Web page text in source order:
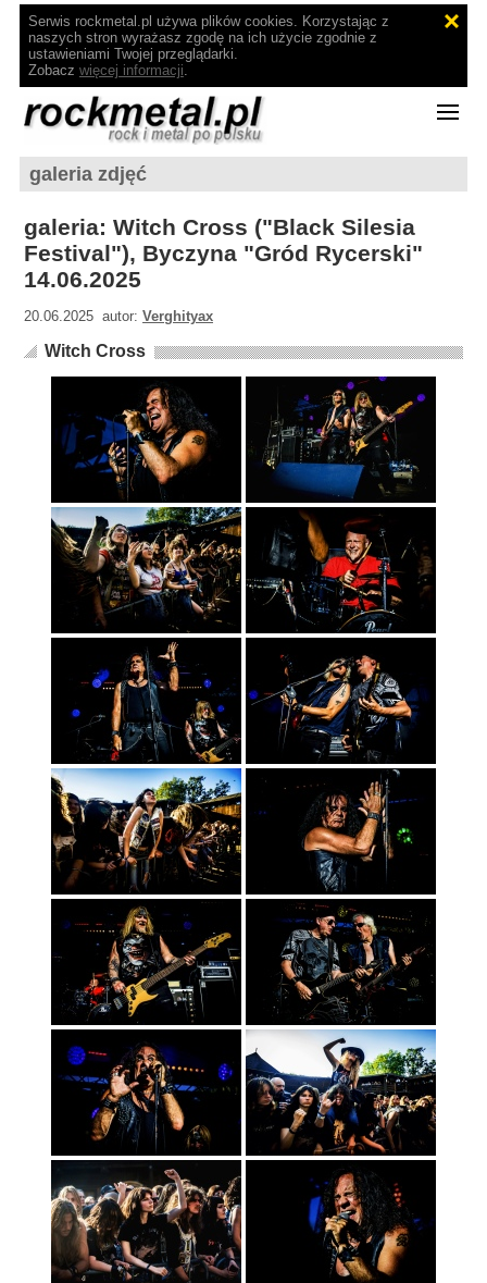
Serwis rockmetal.pl używa plików cookies. Korzystając z
naszych stron wyrażasz zgodę na ich użycie zgodnie z
ustawieniami Twojej przeglądarki.
Zobacz więcej informacji.
galeria zdjęć
galeria: Witch Cross ("Black Silesia
Festival"), Byczyna "Gród Rycerski"
14.06.2025
20.06.2025 autor:Verghityax
Witch Cross